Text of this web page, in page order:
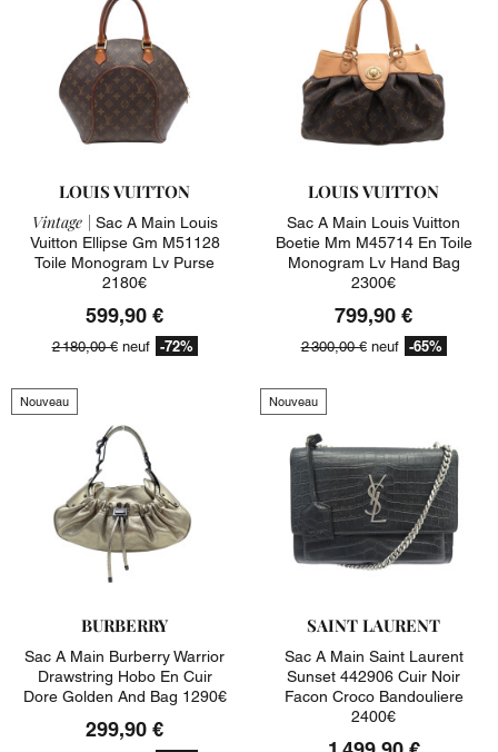
LOUIS VUITTON
Vintage | Sac A Main Louis
Vuitton Ellipse Gm M51128
Toile Monogram Lv Purse
2180€
599,90 €
2 180,00 €neuf -72%
LOUIS VUITTON
Sac A Main Louis Vuitton
Boetie Mm M45714 En Toile
Monogram Lv Hand Bag
2300€
799,90 €
2 300,00 €neuf -65%
Nouveau
BURBERRY
Sac A Main Burberry Warrior
Drawstring Hobo En Cuir
Dore Golden And Bag 1290€
299,90 €
Nouveau
SAINT LAURENT
Sac A Main Saint Laurent
Sunset 442906 Cuir Noir
Facon Croco Bandouliere
2400€